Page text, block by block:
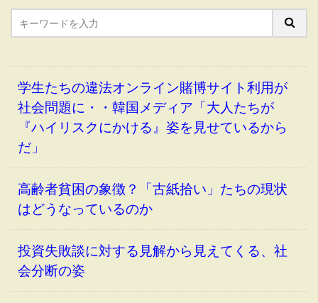
学生たちの違法オンライン賭博サイト利用が
社会問題に・・韓国メディア「大人たちが
『ハイリスクにかける』姿を見せているから
だ」
高齢者貧困の象徴？「古紙拾い」たちの現状
はどうなっているのか
投資失敗談に対する見解から見えてくる、社
会分断の姿